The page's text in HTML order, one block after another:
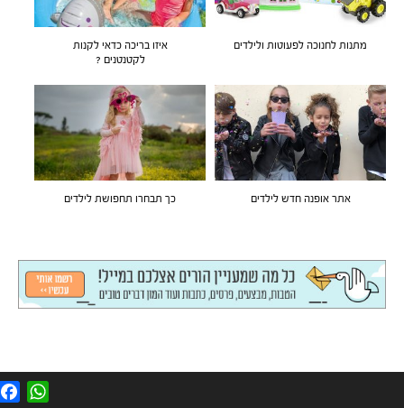
מתנות לחנוכה לפעוטות ולילדים
איזו בריכה כדאי לקנות
לקטנטנים ?
אתר אופנה חדש לילדים כך תבחרו תחפושת לילדים
F
a
W
h